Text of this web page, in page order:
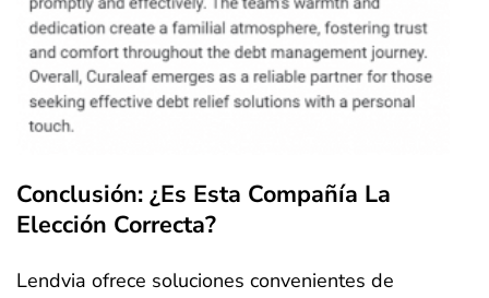
Conclusión: ¿Es Esta Compañía La
Elección Correcta?
Lendvia ofrece soluciones convenientes de